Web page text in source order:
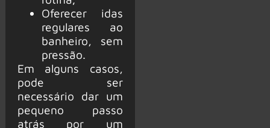
Oferecer idas
regulares ao
banheiro, sem
pressão.
Em alguns casos,
pode ser
necessário dar um
pequeno passo
atrás por um